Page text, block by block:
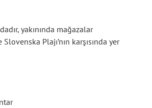
yakınında mağazalar
Plajı’nın karşısında yer